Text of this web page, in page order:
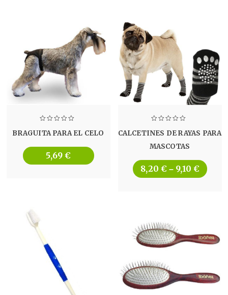
BRAGUITA PARA EL CELO
5,69 €
CALCETINES DE RAYAS PARA
MASCOTAS
8,20 € – 9,10 €